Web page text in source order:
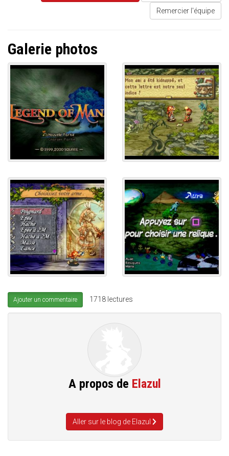
Remercier l'équipe
Galerie photos
Ajouter un commentaire 1718 lectures
A propos de Elazul
Aller sur le blog de Elazul